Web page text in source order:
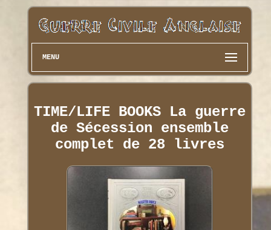
MENU
TIME/LIFE BOOKS La guerre
de Sécession ensemble
complet de 28 livres